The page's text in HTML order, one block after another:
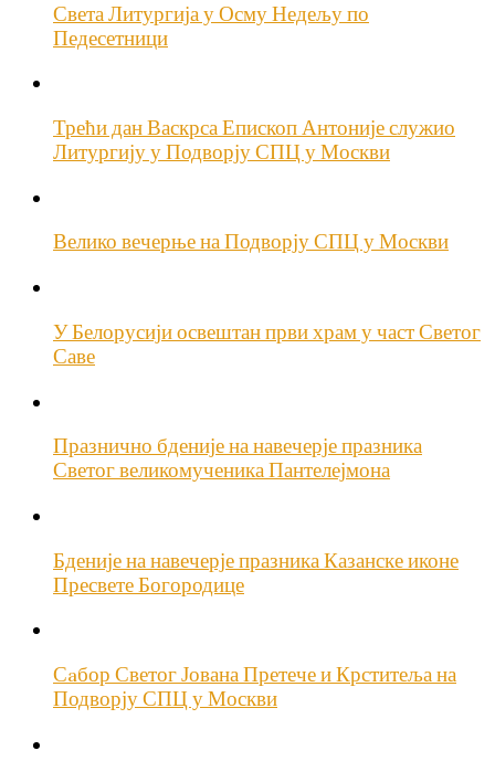
Света Литургија у Осму Недељу по
Педесетници
Трећи дан Васкрса Епископ Антоније служио
Литургију у Подворју СПЦ у Москви
Велико вечерње на Подворју СПЦ у Москви
У Белорусији освештан први храм у част Светог
Саве
Празнично бденије на навечерје празника
Светог великомученика Пантелејмона
Бденије на навечерје празника Казанске иконе
Пресвете Богородице
Сaбор Светог Јована Претече и Крститеља на
Подворју СПЦ у Москви